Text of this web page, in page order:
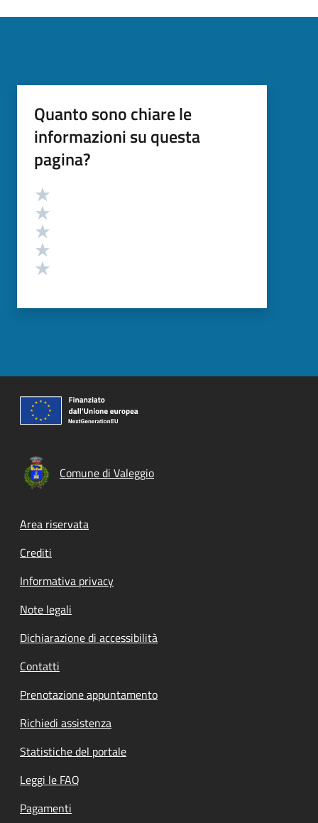
Quanto sono chiare le
informazioni su questa
pagina?
Valutazione
Comune di Valeggio
Footer menu
Area riservata
Crediti
Informativa privacy
Note legali
Dichiarazione di accessibilità
Contatti
Prenotazione appuntamento
Richiedi assistenza
Statistiche del portale
Leggi le FAQ
Pagamenti